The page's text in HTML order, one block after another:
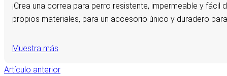
¡Crea una correa para perro resistente, impermeable y
propios materiales, para un accesorio único y duradero
Muestra más
Artículo anterior